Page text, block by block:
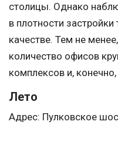
столицы. Однако
в плотности застройки
качестве. Тем не
количество офисов
комплексов и,
Лето
Адрес: Пулковское